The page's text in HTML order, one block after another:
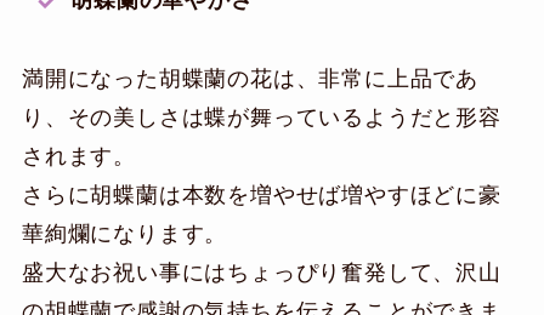
満開になった胡蝶蘭の花は、非常に上品であ
り、その美しさは蝶が舞っているようだと形容
されます。
さらに胡蝶蘭は本数を増やせば増やすほどに豪
華絢爛になります。
盛大なお祝い事にはちょっぴり奮発して、沢山